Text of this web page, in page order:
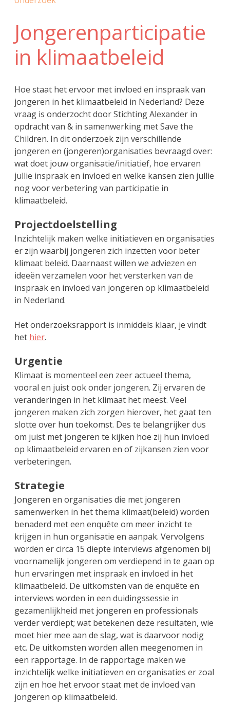
Jongerenparticipatie
in klimaatbeleid
Hoe staat het ervoor met invloed en inspraak van
jongeren in het klimaatbeleid in Nederland? Deze
vraag is onderzocht door Stichting Alexander in
opdracht van & in samenwerking met Save the
Children. In dit onderzoek zijn verschillende
jongeren en (jongeren)organisaties bevraagd over:
wat doet jouw organisatie/initiatief, hoe ervaren
jullie inspraak en invloed en welke kansen zien jullie
nog voor verbetering van participatie in
klimaatbeleid.
Projectdoelstelling
Inzichtelijk maken welke initiatieven en organisaties
er zijn waarbij jongeren zich inzetten voor beter
klimaat beleid. Daarnaast willen we adviezen en
ideeën verzamelen voor het versterken van de
inspraak en invloed van jongeren op klimaatbeleid
in Nederland.
Het onderzoeksrapport is inmiddels klaar, je vindt
het hier.
Urgentie
Klimaat is momenteel een zeer actueel thema,
vooral en juist ook onder jongeren. Zij ervaren de
veranderingen in het klimaat het meest. Veel
jongeren maken zich zorgen hierover, het gaat ten
slotte over hun toekomst. Des te belangrijker dus
om juist met jongeren te kijken hoe zij hun invloed
op klimaatbeleid ervaren en of zijkansen zien voor
verbeteringen.
Strategie
Jongeren en organisaties die met jongeren
samenwerken in het thema klimaat(beleid) worden
benaderd met een enquête om meer inzicht te
krijgen in hun organisatie en aanpak. Vervolgens
worden er circa 15 diepte interviews afgenomen bij
voornamelijk jongeren om verdiepend in te gaan op
hun ervaringen met inspraak en invloed in het
klimaatbeleid. De uitkomsten van de enquête en
interviews worden in een duidingssessie in
gezamenlijkheid met jongeren en professionals
verder verdiept; wat betekenen deze resultaten, wie
moet hier mee aan de slag, wat is daarvoor nodig
etc. De uitkomsten worden allen meegenomen in
een rapportage. In de rapportage maken we
inzichtelijk welke initiatieven en organisaties er zoal
zijn en hoe het ervoor staat met de invloed van
jongeren op klimaatbeleid.